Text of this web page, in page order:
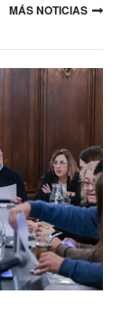
MÁS NOTICIAS